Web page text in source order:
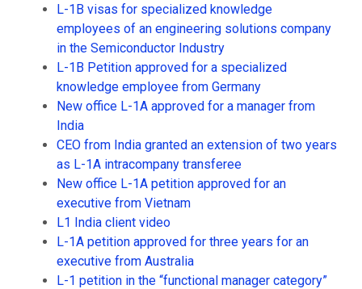
L-1B visas for specialized knowledge
employees of an engineering solutions company
in the Semiconductor Industry
L-1B Petition approved for a specialized
knowledge employee from Germany
New office L-1A approved for a manager from
India
CEO from India granted an extension of two years
as L-1A intracompany transferee
New office L-1A petition approved for an
executive from Vietnam
L1 India client video
L-1A petition approved for three years for an
executive from Australia
L-1 petition in the “functional manager category”